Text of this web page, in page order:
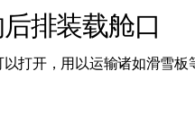
排装载舱口
打开，用以运输诸如滑雪板